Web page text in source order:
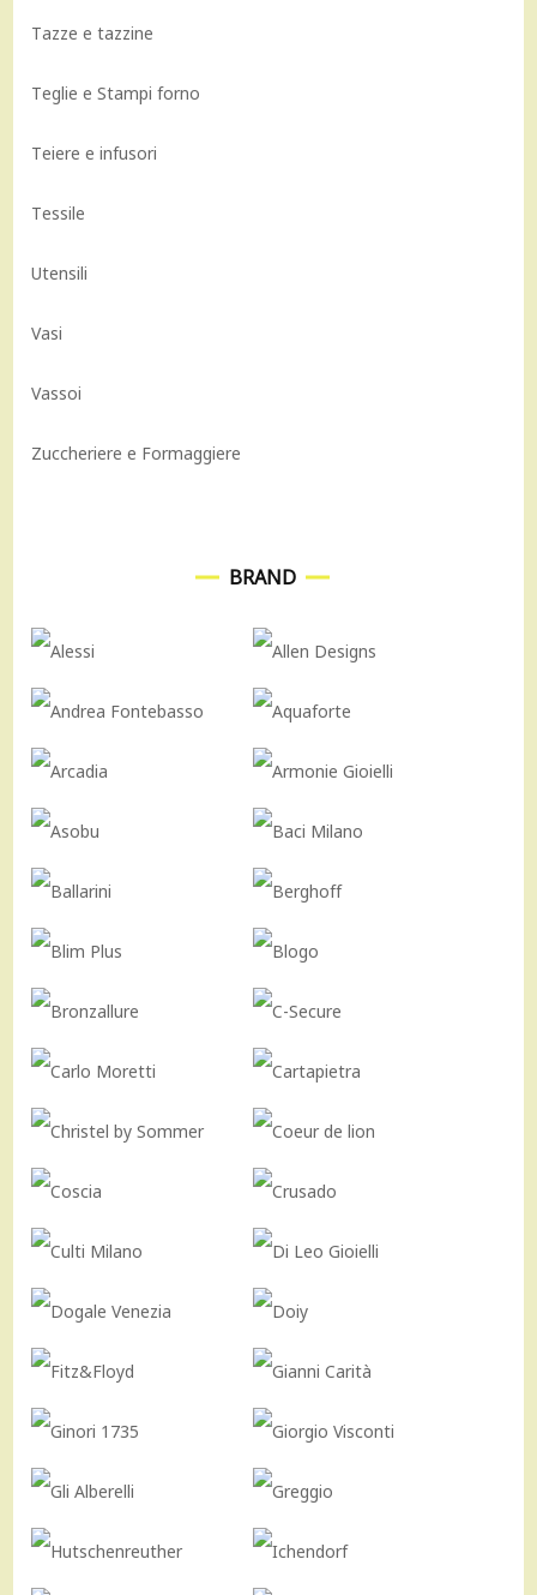
Tazze e tazzine
Teglie e Stampi forno
Teiere e infusori
Tessile
Utensili
Vasi
Vassoi
Zuccheriere e Formaggiere
BRAND